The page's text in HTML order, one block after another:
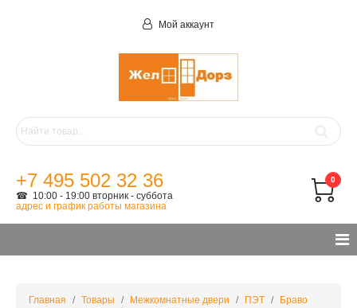
Мой аккаунт
+7 495 502 32 36
☎ 10:00 - 19:00 вторник - суббота
адрес и график работы магазина
0
Главная Товары Межкомнатные двери ПЭТ
Браво